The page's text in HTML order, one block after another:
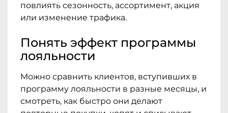
повлиять сезонность, ассортимент, акция
или изменение трафика.
Понять эффект программы
лояльности
Можно сравнить клиентов, вступивших в
программу лояльности в разные месяцы, и
смотреть, как быстро они делают